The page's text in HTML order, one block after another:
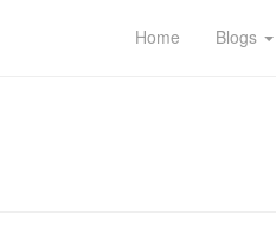
Home Blogs